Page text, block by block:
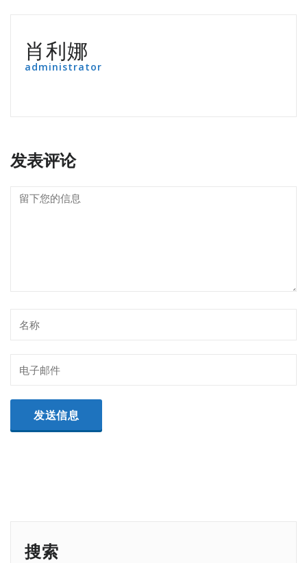
肖利娜
administrator
发表评论
搜索